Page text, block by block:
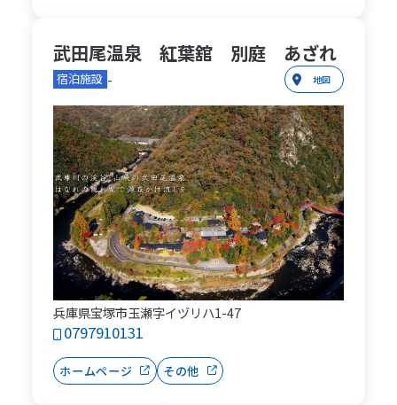
武田尾温泉 紅葉舘 別庭 あざれ
宿泊施設 - 地図
兵庫県宝塚市玉瀬字イヅリハ1-47
0797910131
ホームページ その他